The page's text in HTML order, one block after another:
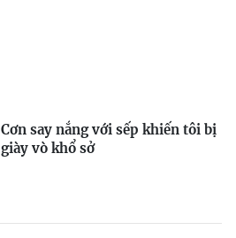
Cơn say nắng với sếp khiến tôi bị
giày vò khổ sở